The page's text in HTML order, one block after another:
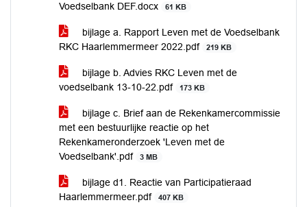
Voedselbank DEF.docx
61 KB
bijlage a. Rapport Leven met de Voedselbank
RKC Haarlemmermeer 2022.pdf
219 KB
bijlage b. Advies RKC Leven met de
voedselbank 13-10-22.pdf
173 KB
bijlage c. Brief aan de Rekenkamercommissie
met een bestuurlijke reactie op het
Rekenkameronderzoek 'Leven met de
Voedselbank'.pdf
3 MB
bijlage d1. Reactie van Participatieraad
Haarlemmermeer.pdf
407 KB